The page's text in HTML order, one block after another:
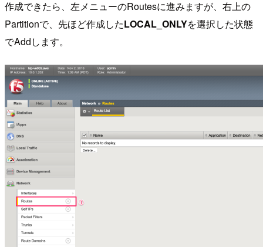
作成できたら、左メニューのRoutesに進みますが、右上の
Partitionで、先ほど作成したLOCAL_ONLYを選択した状態
でAddします。